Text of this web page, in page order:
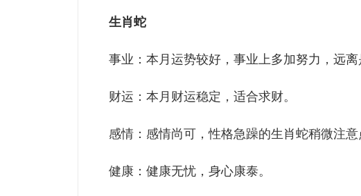
生肖蛇
事业：本月运势较好，事业上多加努力，远离
财运：本月财运稳定，适合求财。
感情：感情尚可，性格急躁的生肖蛇稍微注意
健康：健康无忧，身心康泰。